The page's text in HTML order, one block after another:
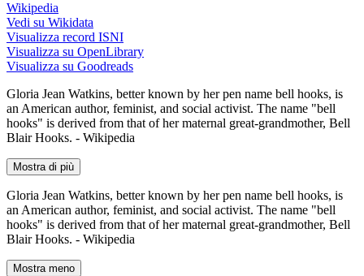
Wikipedia
Vedi su Wikidata
Visualizza record ISNI
Visualizza su OpenLibrary
Visualizza su Goodreads
Gloria Jean Watkins, better known by her pen name bell hooks, is
an American author, feminist, and social activist. The name "bell
hooks" is derived from that of her maternal great-grandmother, Bell
Blair Hooks. - Wikipedia
Mostra di più
Gloria Jean Watkins, better known by her pen name bell hooks, is
an American author, feminist, and social activist. The name "bell
hooks" is derived from that of her maternal great-grandmother, Bell
Blair Hooks. - Wikipedia
Mostra meno